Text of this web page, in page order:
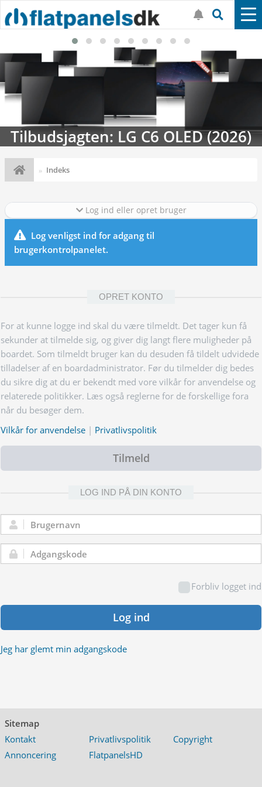
Tilbudsjagten: LG C6 OLED (2026)
Indeks
Log ind eller opret bruger
Log venligst ind for adgang til
brugerkontrolpanelet.
OPRET KONTO
For at kunne logge ind skal du være tilmeldt. Det tager kun få
sekunder at tilmelde sig, og giver dig langt flere muligheder på
boardet. Som tilmeldt bruger kan du desuden få tildelt udvidede
tilladelser af en boardadministrator. Før du tilmelder dig bedes
du sikre dig at du er bekendt med vore vilkår for anvendelse og
relaterede politikker. Læs også reglerne for de forskellige fora
når du besøger dem.
Vilkår for anvendelse | Privatlivspolitik
Tilmeld
LOG IND PÅ DIN KONTO
Brugernavn:
Adgangskode:
Forbliv logget ind
Log ind
Jeg har glemt min adgangskode
Sitemap
Kontakt
Privatlivspolitik
Copyright
Annoncering
FlatpanelsHD